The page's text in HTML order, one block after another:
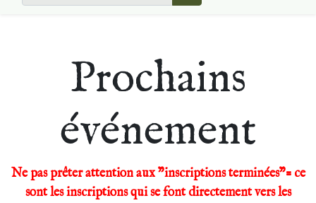
Prochains
événement
Ne pas prêter attention aux "inscriptions terminées"= ce
sont les inscriptions qui se font directement vers les